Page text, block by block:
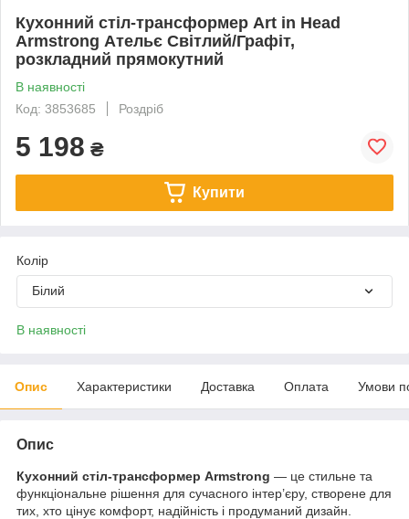
Кухонний стіл-трансформер Art in Head
Armstrong Ательє Світлий/Графіт,
розкладний прямокутний
В наявності
Код: 3853685
Роздріб
5 198 ₴
Купити
Колір
Білий
В наявності
Опис Характеристики Доставка Оплата Умови
Опис
Кухонний стіл-трансформер Armstrong — це стильне та
функціональне рішення для сучасного інтер’єру, створене для
тих, хто цінує комфорт, надійність і продуманий дизайн.